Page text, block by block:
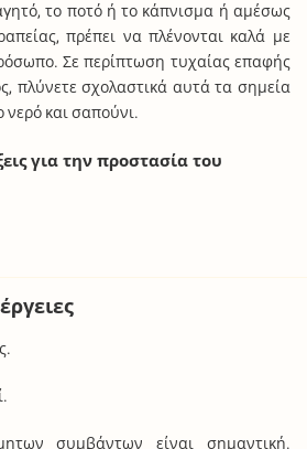
το ποτό ή το κάπνισμα ή αμέσως
πρέπει να πλένονται καλά με
Σε περίπτωση τυχαίας επαφής
πλύνετε σχολαστικά αυτά τα σημεία
νερό και σαπούνι.
για την προστασία του
συμβάντων είναι σημαντική.